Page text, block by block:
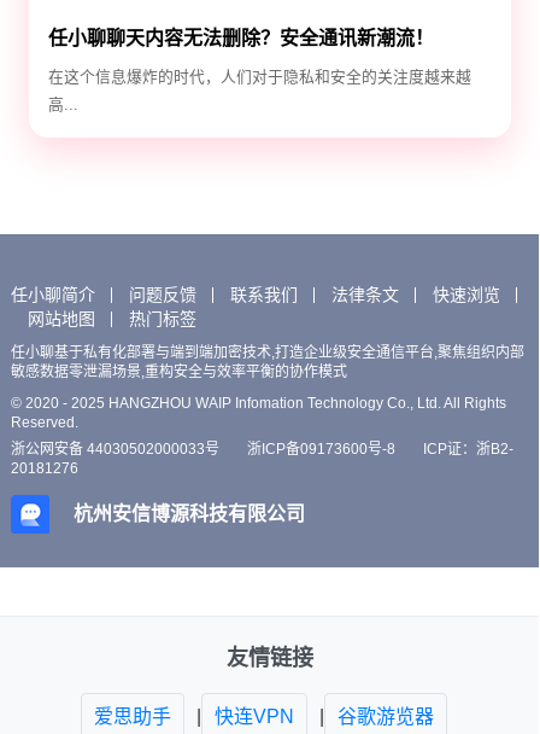
任小聊聊天内容无法删除？安全通讯新潮流！
在这个信息爆炸的时代，人们对于隐私和安全的关注度越来越
高...
任小聊简介 问题反馈 联系我们 法律条文
快速浏览
网站地图
热门标签
任小聊基于私有化部署与端到端加密技术,打造企业级安全通信平台,聚焦组织内部
敏感数据零泄漏场景,重构安全与效率平衡的协作模式
© 2020 - 2025 HANGZHOU WAIP Infomation Technology Co., Ltd. All Rights
Reserved.
浙公网安备 44030502000033号
浙ICP备09173600号-8
ICP证：浙B2-
20181276
杭州安信博源科技有限公司
友情链接
爱思助手 快连VPN 谷歌游览器